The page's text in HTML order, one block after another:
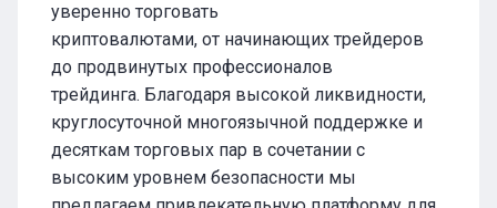
уверенно торговать
криптовалютами, от начинающих трейдеров
до продвинутых профессионалов
трейдинга. Благодаря высокой ликвидности,
круглосуточной многоязычной поддержке и
десяткам торговых пар в сочетании с
высоким уровнем безопасности мы